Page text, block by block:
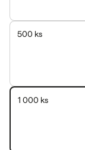
500 ks
1 000 ks